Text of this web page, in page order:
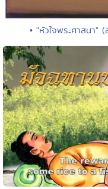
• "หัวใจพระศาสนา"